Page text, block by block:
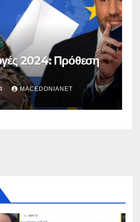
2024: Πρόθεση
MACEDONIANET